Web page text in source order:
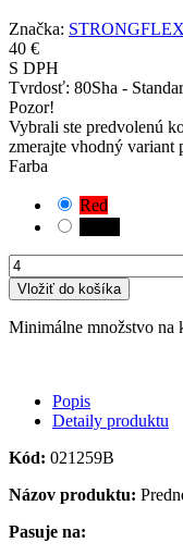
Značka:
40 €
S DPH
Tvrdosť: 80Sha -
Pozor!
Vybrali ste predvolenú
zmerajte vhodný variant
Farba
Red
Vložiť do košíka
Minimálne množstvo na
Popis
Detaily produktu
Kód: 021259B
Názov produktu:
Pasuje na: